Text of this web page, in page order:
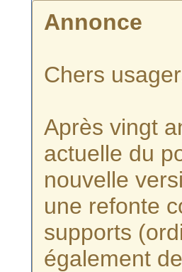
Annonce
Chers
Après vingt
actuelle du
nouvelle
une refonte
supports
également